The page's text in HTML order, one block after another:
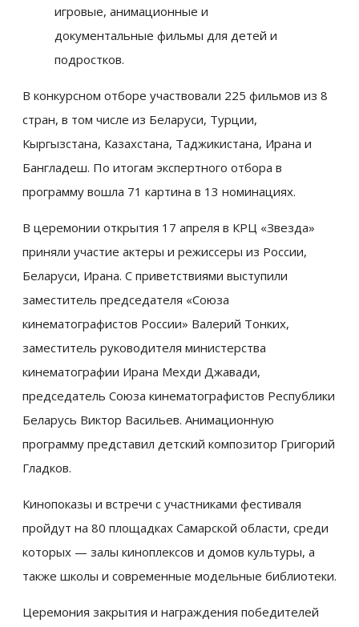
игровые, анимационные и
документальные фильмы для детей и
подростков.
В конкурсном отборе участвовали 225 фильмов из 8
стран, в том числе из Беларуси, Турции,
Кыргызстана, Казахстана, Таджикистана, Ирана и
Бангладеш. По итогам экспертного отбора в
программу вошла 71 картина в 13 номинациях.
В церемонии открытия 17 апреля в КРЦ «Звезда»
приняли участие актеры и режиссеры из России,
Беларуси, Ирана. С приветствиями выступили
заместитель председателя «Союза
кинематографистов России» Валерий Тонких,
заместитель руководителя министерства
кинематографии Ирана Мехди Джавади,
председатель Союза кинематографистов Республики
Беларусь Виктор Васильев. Анимационную
программу представил детский композитор Григорий
Гладков.
Кинопоказы и встречи с участниками фестиваля
пройдут на 80 площадках Самарской области, среди
которых — залы киноплексов и домов культуры, а
также школы и современные модельные библиотеки.
Церемония закрытия и награждения победителей